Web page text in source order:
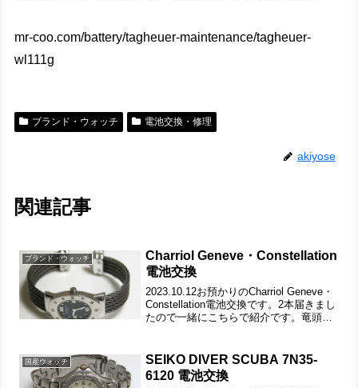
mr-coo.com/battery/tagheuer-maintenance/tagheuer-
wl111g
ブランド・ウォッチ 電池交換・修理
akiyose
関連記事
ブランド・ウォッチ
Charriol Geneve・Constellation
電池交換
2023.10.12お預かりのCharriol Geneve・
Constellation電池交換です。2本届きまし
たので一緒にこちらで紹介です。竜頭の
は”はめ込みタイプ...
国産ウォッチ
SEIKO DIVER SCUBA 7N35-
6120 電池交換